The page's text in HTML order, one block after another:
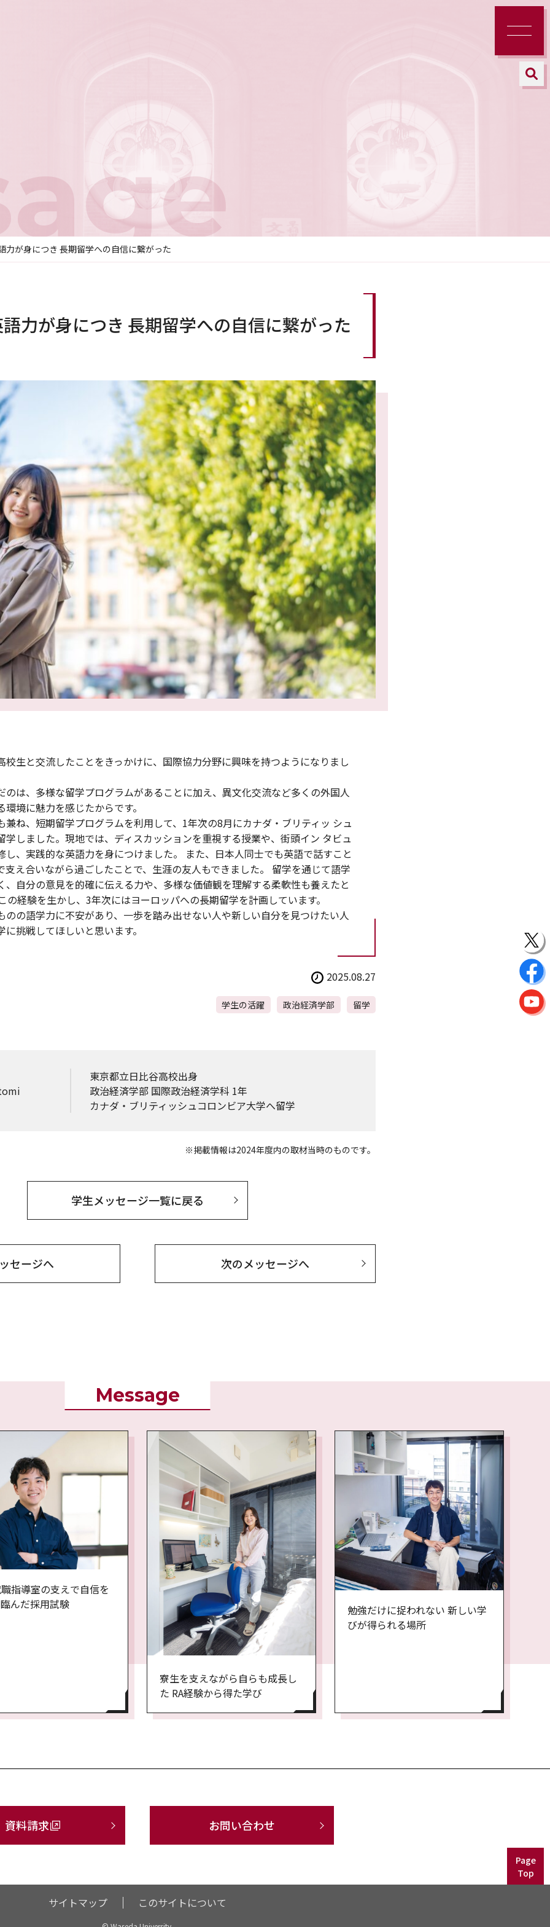
力が身につき 長期留学への自信に繋がった
力が身につき 長期留学への自信に繋がった
校生と交流したことをきっかけに、国際協力分野に興味を持つようになりまし
のは、多様な留学プログラムがあることに加え、異文化交流など多くの外国人
境に魅力を感じたからです。
兼ね、短期留学プログラムを利用して、1年次の8月にカナダ・ブリティッ シュ
学しました。現地では、ディスカッションを重視する授業や、街頭イン タビュ
し、実践的な英語力を身につけました。 また、日本人同士でも英語で話すこと
支え合いながら過ごしたことで、生涯の友人もできました。 留学を通じて語学
、自分の意見を的確に伝える力や、多様な価値観を理解する柔軟性も養えたと
の経験を生かし、3年次にはヨーロッパへの長期留学を計画しています。
のの語学力に不安があり、一歩を踏み出せない人や新しい自分を見つけたい人
挑戦してほしいと思います。
2025.08.27
学生の活躍 政治経済学部 留学
東京都立日比谷高校出身
政治経済学部 国際政治経済学科 1年
カナダ・ブリティッシュコロンビア大学へ留学
※掲載情報は2024年度内の取材当時のものです。
学生メッセージ一覧に戻る
セージへ 次のメッセージへ
Message
指導室の支えで自信を
んだ採用試験
寮生を支えながら自らも成長し
た RA経験から得た学び
勉強だけに捉われない 新しい学
びが得られる場所
資料請求 お問い合わせ
Page
Top
サイトマップ このサイトについて